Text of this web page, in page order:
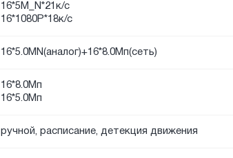
16*5М_N*21к/с
16*1080P*18к/с
16*5.0МN(аналог)+16*8.0Мп(сеть)
16*8.0Мп
16*5.0Мп
ручной, расписание, детекция движения